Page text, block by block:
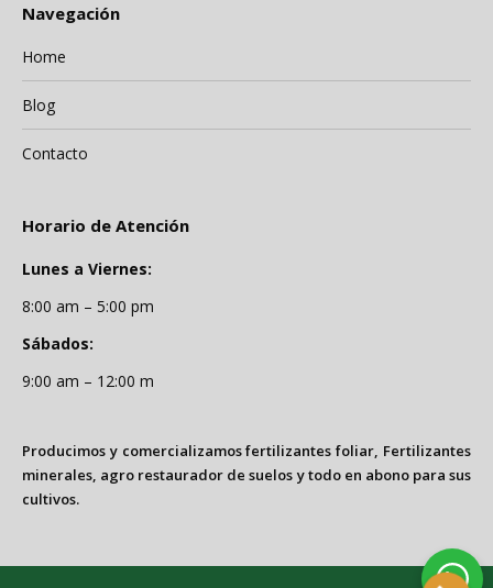
Navegación
Home
Blog
Contacto
Horario de Atención
Lunes a Viernes:
8:00 am – 5:00 pm
Sábados:
9:00 am – 12:00 m
Producimos y comercializamos fertilizantes foliar, Fertilizantes
minerales, agro restaurador de suelos y todo en abono para sus
cultivos.